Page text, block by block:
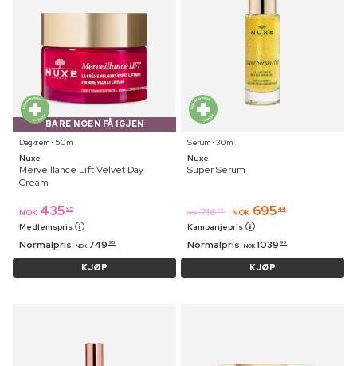
BARE NOEN FÅ IGJEN
Dagkrem ⋅ 50 ml
Nuxe
Merveillance Lift Velvet Day
Cream
NOK 435 95
Medlemspris
Normalpris: NOK 749 95
KJØP
Serum ⋅ 30 ml
Nuxe
Super Serum
NOK 716 95 NOK 695 44
Kampanjepris
Normalpris: NOK 1039 95
KJØP